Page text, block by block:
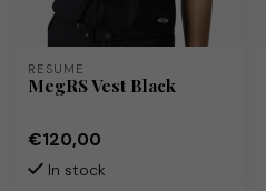
RÉSUMÉ
MegRS Vest Black
€120,00
In stock